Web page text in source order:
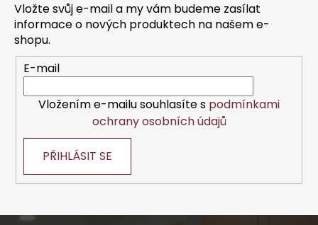
Vložte svůj e-mail a my vám budeme zasílat
informace o nových produktech na našem e-
shopu.
E-mail
Vložením e-mailu souhlasíte s podmínkami
ochrany osobních údajů
PŘIHLÁSIT SE